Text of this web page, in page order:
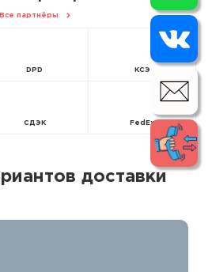
Все партнёры
DPD КСЭ
СДЭК FedEx
доставки